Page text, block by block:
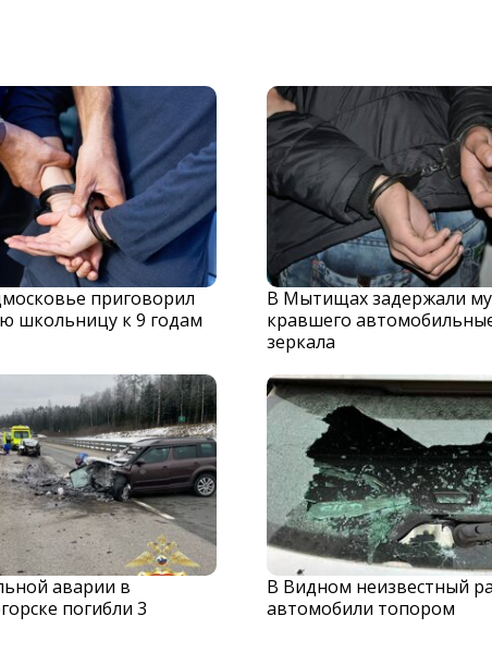
приговорил
школьницу к 9 годам
В Мытищах задержали
кравшего
зеркала
аварии в
погибли 3
В Видном неизвестный
автомобили топором